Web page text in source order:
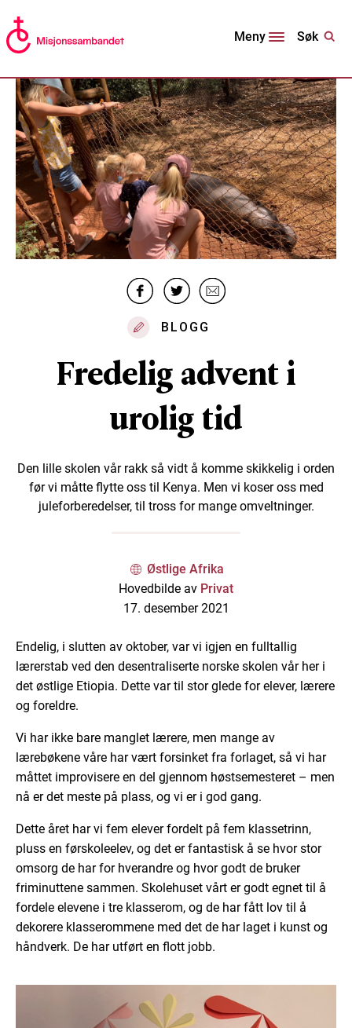
Meny Søk
BLOGG
Fredelig advent i
urolig tid
Den lille skolen vår rakk så vidt å komme skikkelig i orden
før vi måtte flytte oss til Kenya. Men vi koser oss med
juleforberedelser, til tross for mange omveltninger.
Østlige Afrika
Hovedbilde av Privat
17. desember 2021
Endelig, i slutten av oktober, var vi igjen en fulltallig
lærerstab ved den desentraliserte norske skolen vår her i
det østlige Etiopia. Dette var til stor glede for elever, lærere
og foreldre.
Vi har ikke bare manglet lærere, men mange av
lærebøkene våre har vært forsinket fra forlaget, så vi har
måttet improvisere en del gjennom høstsemesteret – men
nå er det meste på plass, og vi er i god gang.
Dette året har vi fem elever fordelt på fem klassetrinn,
pluss en førskoleelev, og det er fantastisk å se hvor stor
omsorg de har for hverandre og hvor godt de bruker
friminuttene sammen. Skolehuset vårt er godt egnet til å
fordele elevene i tre klasserom, og de har fått lov til å
dekorere klasserommene med det de har laget i kunst og
håndverk. De har utført en flott jobb.